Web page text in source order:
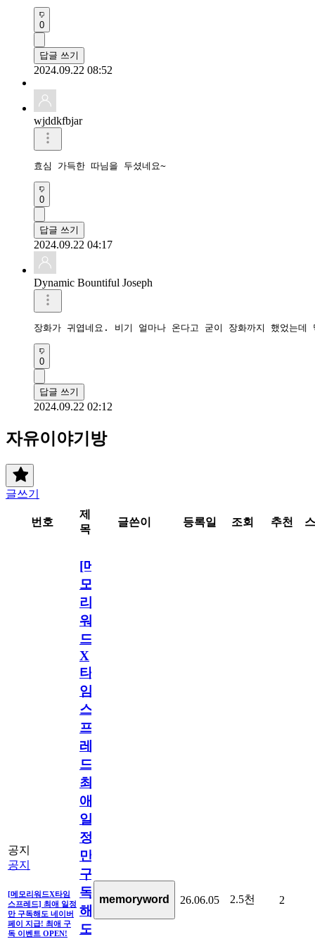
0
답글 쓰기
2024.09.22 08:52
wjddkfbjar
효심 가득한 따님을 두셨네요~
0
답글 쓰기
2024.09.22 04:17
Dynamic Bountiful Joseph
장화가 귀엽네요. 비기 얼마나 온다고 굳이 장화까지 했었는데
0
답글 쓰기
2024.09.22 02:12
자유이야기방
글쓰기
번호
제
목
글쓴이 등록일 조회 추천
공지
공지
[메모리워드X타임
스프레드] 최애 일정
만 구독해도 네이버
페이 지급! 최애 구
독 이벤트 OPEN!
[메
모
리
워
드
X
타
임
스
프
레
드]
최
애
일
정
만
구
독
해
도
memoryword 26.06.05 2.5천 2